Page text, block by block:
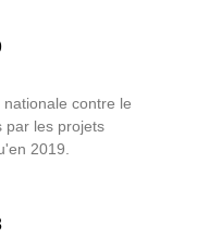
contre le
par les projets
2019.